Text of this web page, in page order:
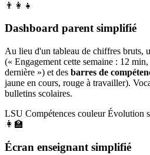
👨‍👩‍👧
Dashboard parent simplifié
Au lieu d'un tableau de chiffres bruts,
(« Engagement cette semaine : 12
dernière ») et des barres de
jaune en cours, rouge à travailler).
bulletins scolaires.
LSU Compétences couleur Évolution
👩‍🏫
Écran enseignant simplifié